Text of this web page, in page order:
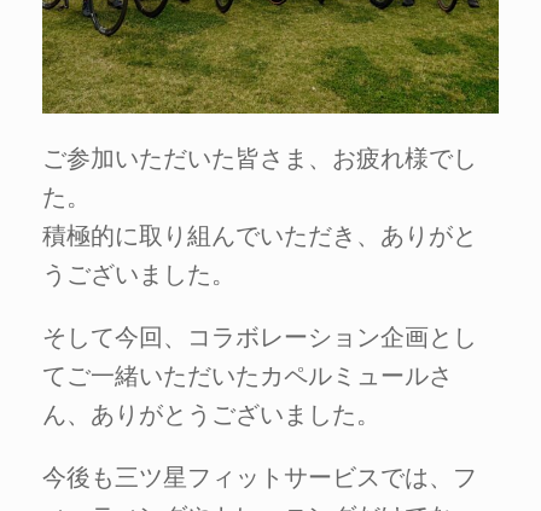
ご参加いただいた皆さま、お疲れ様でし
た。
積極的に取り組んでいただき、ありがと
うございました。
そして今回、コラボレーション企画とし
てご一緒いただいたカペルミュールさ
ん、ありがとうございました。
今後も三ツ星フィットサービスでは、フ